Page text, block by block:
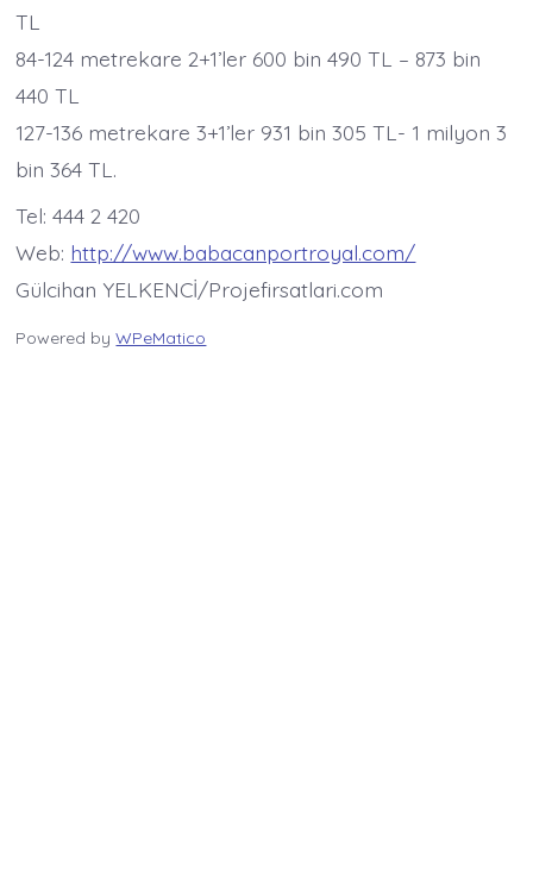
TL
84-124 metrekare 2+1’ler 600 bin 490 TL – 873 bin
440 TL
127-136 metrekare 3+1’ler 931 bin 305 TL- 1 milyon 3
bin 364 TL.
Tel: 444 2 420
Web: http://www.babacanportroyal.com/
Gülcihan YELKENCİ/Projefirsatlari.com
Powered byWPeMatico